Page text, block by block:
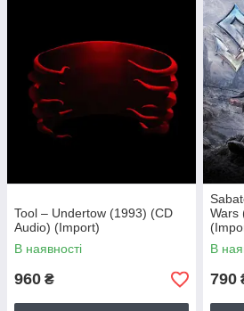
Tool – Undertow (1993) (CD
Audio) (Import)
В наявності
960 ₴
Wars
В
790